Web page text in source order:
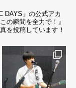
DAYS」の公式アカ
の瞬間を全力で！』
を投稿しています！